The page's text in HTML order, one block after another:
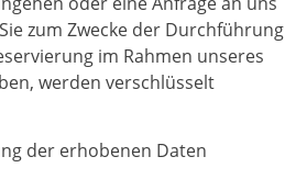
zum Zwecke der Durchführung
im Rahmen unseres
werden verschlüsselt
der erhobenen Daten